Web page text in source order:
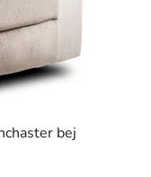
bej